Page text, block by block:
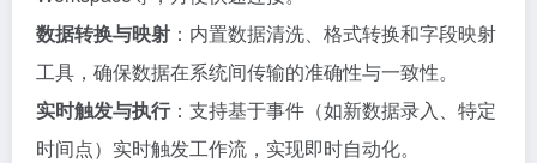
数据转换与映射 ：内置数据清洗、格式转换和字段映射
工具，确保数据在系统间传输的准确性与一致性。
实时触发与执行：支持基于事件（如新数据录入、特定
时间点）实时触发工作流，实现即时自动化。